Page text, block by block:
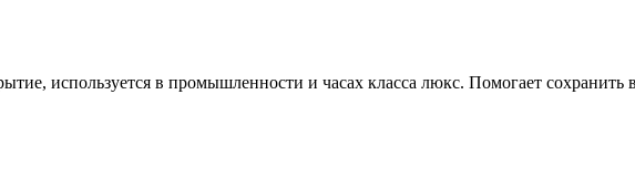
используется в промышленности и часах класса люкс. Помогает сохранить